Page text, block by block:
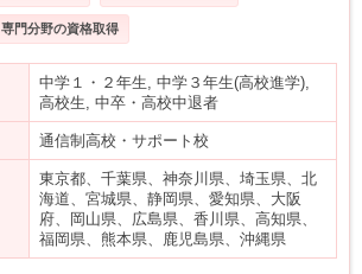
専門分野の資格取得
中学１・２年生, 中学３年生(高校進学),
高校生, 中卒・高校中退者
通信制高校・サポート校
東京都、千葉県、神奈川県、埼玉県、北
海道、宮城県、静岡県、愛知県、大阪
府、岡山県、広島県、香川県、高知県、
福岡県、熊本県、鹿児島県、沖縄県